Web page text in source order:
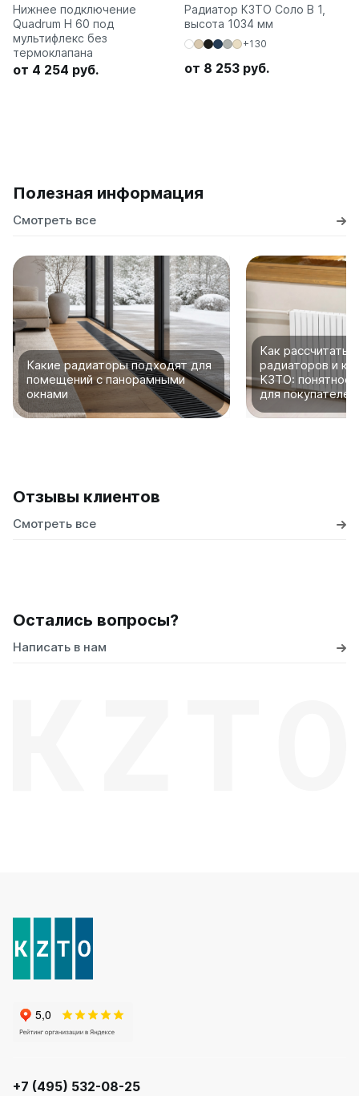
Нижнее подключение
Quadrum H 60 под
мультифлекс без
термоклапана
от 4 254 руб.
Радиатор КЗТО Соло В 1,
высота 1034 мм
+130
от 8 253 руб.
Полезная информация
Смотреть все
Какие радиаторы подходят для
помещений с панорамными
окнами
Как рассчитать
радиаторов и
КЗТО: понятное
для покупателей
Отзывы клиентов
Смотреть все
Остались вопросы?
Написать в нам
+7 (495) 532-08-25